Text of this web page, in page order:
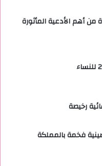
من أهم الأدعية المأثورة